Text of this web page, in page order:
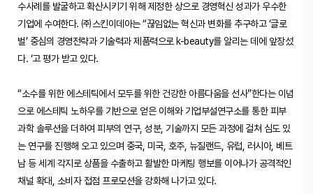
수사례를 발굴하고 확산시키기 위해 제정한 상으로 경영혁신 성과가 우수한
기업에 수여한다. ㈜스킨이데아는 “끊임없는 혁신과 변화를 추구하고 ‘글로
벌’ 중심의 경영전략과 기술력과 제품력으로 k-beauty를 알리는 데에 앞장섰
다. ‘고 평가 받고 있다.
“소수를 위한 에스테틱에서 모두를 위한 건강한 아름다움을 선사”한다는 이념
으로 에스테틱 노하우를 기반으로 얻은 이해와 기업부설연구소를 통한 피부
과학 솔루션을 더하여 피부의 연구, 성분, 기술까지 모든 과정에 걸쳐 심도 있
는 연구를 진행해 오고 있으며 중국, 미국, 호주, 뉴질랜드, 유럽, 러시아, 베트
남 등 세계 각지로 상품을 수출하고 활발한 마케팅 행보를 이어나가 공격적인
채널 확대, 소비자 접점 프로모션을 강화해 나가고 있다.